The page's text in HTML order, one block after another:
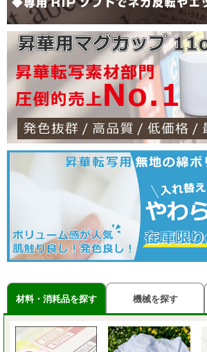
材料・消耗品を探す 機械を探す